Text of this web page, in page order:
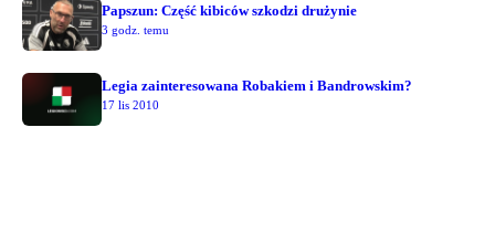
Papszun: Część kibiców szkodzi drużynie
3 godz. temu
Legia zainteresowana Robakiem i Bandrowskim?
17 lis 2010